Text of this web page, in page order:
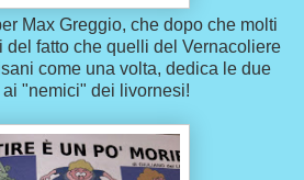
Max Greggio, che dopo che molti
del fatto che quelli del Vernacoliere
come una volta, dedica le due
"nemici" dei livornesi!